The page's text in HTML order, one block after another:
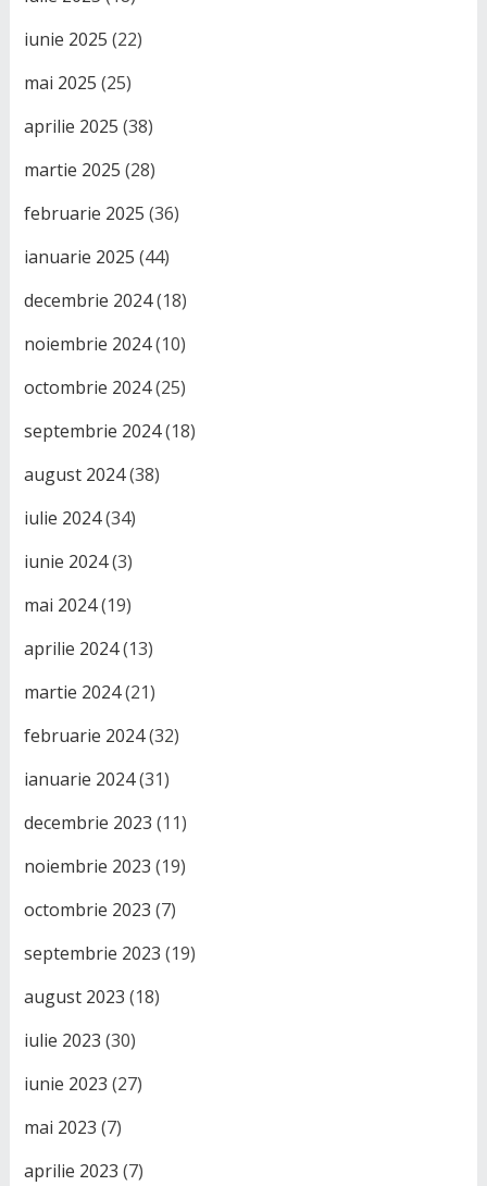
iunie 2025 (22)
mai 2025 (25)
aprilie 2025 (38)
martie 2025 (28)
februarie 2025 (36)
ianuarie 2025 (44)
decembrie 2024(18)
noiembrie 2024(10)
octombrie 2024(25)
septembrie 2024(18)
august 2024(38)
iulie 2024(34)
iunie 2024(3)
mai 2024(19)
aprilie 2024(13)
martie 2024(21)
februarie 2024(32)
ianuarie 2024(31)
decembrie 2023 (11)
noiembrie 2023 (19)
octombrie 2023 (7)
septembrie 2023 (19)
august 2023 (18)
iulie 2023 (30)
iunie 2023 (27)
mai 2023 (7)
aprilie 2023 (7)